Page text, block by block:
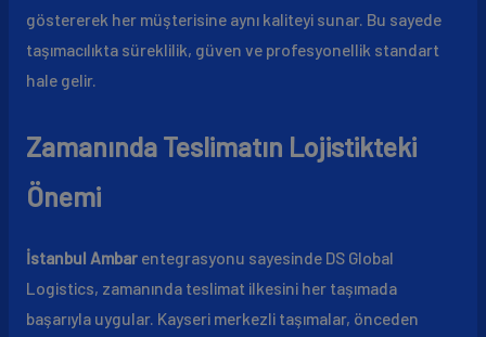
göstererek her müşterisine aynı kaliteyi sunar. Bu sayede
taşımacılıkta süreklilik, güven ve profesyonellik standart
hale gelir.
Zamanında Teslimatın Lojistikteki
Önemi
İstanbul Ambarentegrasyonu sayesinde DS Global
Logistics, zamanında teslimat ilkesini her taşımada
başarıyla uygular. Kayseri merkezli taşımalar, önceden